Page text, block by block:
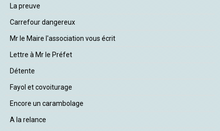
La preuve
Carrefour dangereux
Mr le Maire l'association vous écrit
Lettre à Mr le Préfet
Détente
Fayol et covoiturage
Encore un carambolage
A la relance